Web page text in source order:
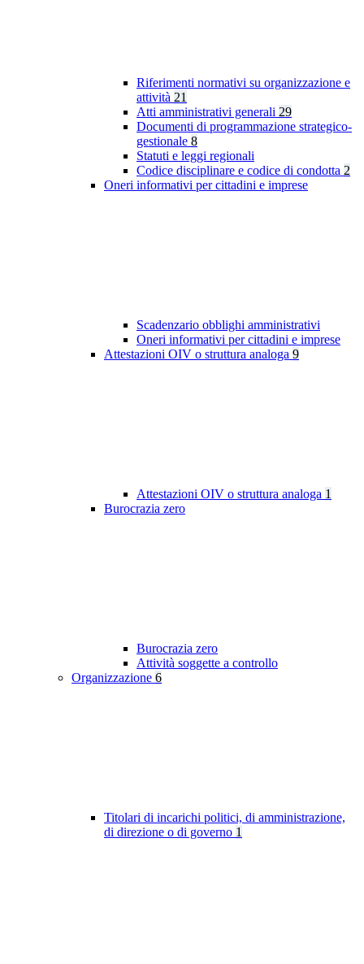
Riferimenti normativi su organizzazione e
attività 21
Atti amministrativi generali 29
Documenti di programmazione strategico-
gestionale 8
Statuti e leggi regionali
Codice disciplinare e codice di condotta 2
Oneri informativi per cittadini e imprese
Scadenzario obblighi amministrativi
Oneri informativi per cittadini e imprese
Attestazioni OIV o struttura analoga 9
Attestazioni OIV o struttura analoga 1
Burocrazia zero
Burocrazia zero
Attività soggette a controllo
Organizzazione 6
Titolari di incarichi politici, di amministrazione,
di direzione o di governo 1